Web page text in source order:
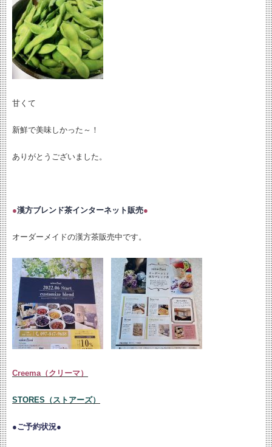
甘くて
新鮮で美味しかった～！
ありがとうございました。
●漢方ブレンド茶インターネット販売●
オーダーメイドの漢方茶販売中です。
Creema（クリーマ）
STORES（ストアーズ）
●ご予約状況●